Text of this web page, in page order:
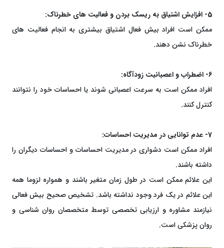
5- افزایش اشتیاق به ریسک بردن و فعالیت های خطرناک:
ممکن است افراد بیش فعال اشتیاق بیشتری به انجام فعالیت های
خطرناک نشن دهند.
6- اضطراب و اعصبانیت زودآگاه:
افراد ممکن است به سرعت اعصبانی شوند یا احساسات خود را نتوانند
کنترل کنند.
7- عدم توانایی در مدیریت احساسات:
افراد ممکن است دشواری در مدیریت احساسات و احساسات دیگران را
داشته باشند.
این علائم ممکن است در طول زمان متغیر باشند و همواره لزوما همه
این علائم در یک فرد وجود نداشته باشد. تشخیص صحیح بیش فعالی
نیازمند مشاوره و ارزیابی تخصصی توسط متخصصان روان شناسی و
روان پزشکی است.